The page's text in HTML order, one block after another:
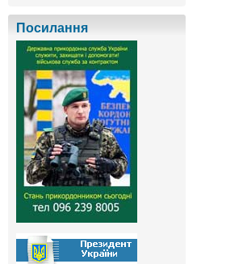
Посилання